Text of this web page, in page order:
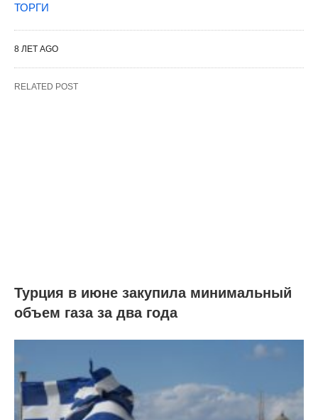
ТОРГИ
8 ЛЕТ AGO
RELATED POST
Турция в июне закупила минимальный
объем газа за два года